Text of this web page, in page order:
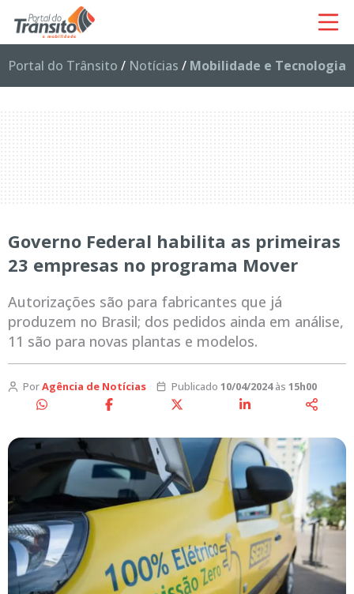
Portal do Trânsito / Notícias / Mobilidade e Tecnologia
Governo Federal habilita as primeiras
23 empresas no programa Mover
Autorizações são para fabricantes que já
produzem no Brasil; dos pedidos ainda em análise,
11 são para novas plantas e modelos.
PorAgência de Notícias Publicado 10/04/2024às 15h00